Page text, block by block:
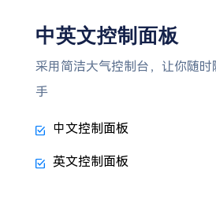
中英文控制面板
采用简洁大气控制台，让你随
手
中文控制面板
英文控制面板